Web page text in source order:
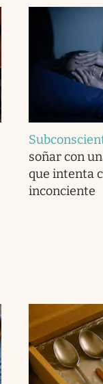
soñar con
que intenta
inconciente